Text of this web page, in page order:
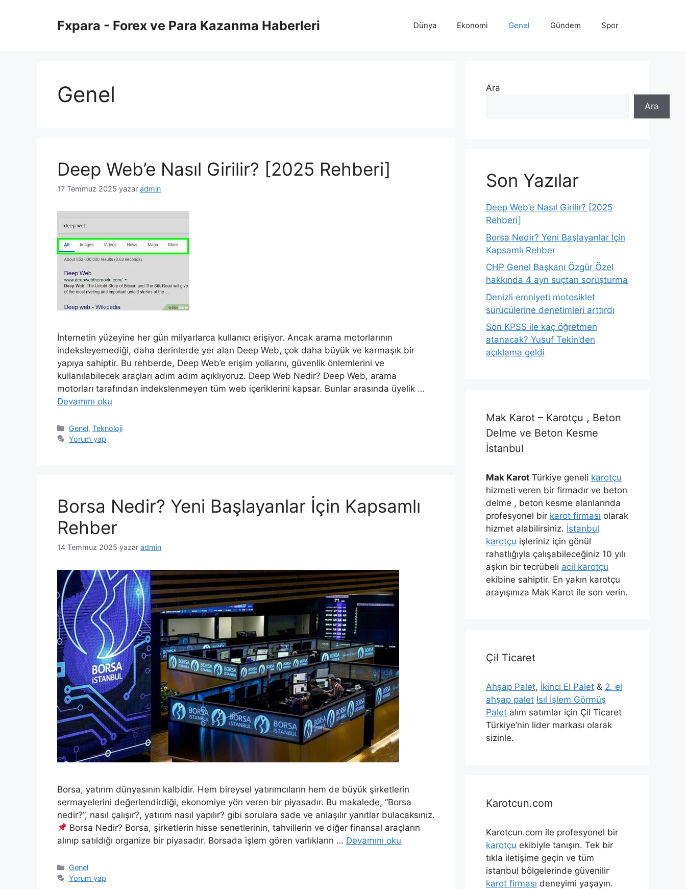
Fxpara - Forex ve Para Kazanma Haberleri Dünya Ekonomi Genel Gündem Spor
Genel
Deep Web’e Nasıl Girilir? [2025 Rehberi]
17 Temmuz 2025 yazar admin
İnternetin yüzeyine her gün milyarlarca kullanıcı erişiyor. Ancak arama motorlarının
indeksleyemediği, daha derinlerde yer alan Deep Web, çok daha büyük ve karmaşık bir
yapıya sahiptir. Bu rehberde, Deep Web’e erişim yollarını, güvenlik önlemlerini ve
kullanılabilecek araçları adım adım açıklıyoruz. Deep Web Nedir? Deep Web, arama
motorları tarafından indekslenmeyen tüm web içeriklerini kapsar. Bunlar arasında üyelik …
Devamını oku
Kategoriler
Genel,Teknoloji
Yorum yap
Borsa Nedir? Yeni Başlayanlar İçin Kapsamlı
Rehber
14 Temmuz 2025 yazar admin
Borsa, yatırım dünyasının kalbidir. Hem bireysel yatırımcıların hem de büyük şirketlerin
sermayelerini değerlendirdiği, ekonomiye yön veren bir piyasadır. Bu makalede, “Borsa
nedir?”, nasıl çalışır?, yatırım nasıl yapılır? gibi sorulara sade ve anlaşılır yanıtlar bulacaksınız.
Borsa Nedir? Borsa, şirketlerin hisse senetlerinin, tahvillerin ve diğer finansal araçların
alınıp satıldığı organize bir piyasadır. Borsada işlem gören varlıkların … Devamını oku
Kategoriler
Genel
Yorum yap
Ara
Ara
Son Yazılar
Deep Web’e Nasıl Girilir? [2025
Rehberi]
Borsa Nedir? Yeni Başlayanlar İçin
Kapsamlı Rehber
CHP Genel Başkanı Özgür Özel
hakkında 4 ayrı suçtan soruşturma
Denizli emniyeti motosiklet
sürücülerine denetimleri arttırdı
Son KPSS ile kaç öğretmen
atanacak? Yusuf Tekin’den
açıklama geldi
Mak Karot – Karotçu , Beton
Delme ve Beton Kesme
İstanbul
Mak Karot Türkiye geneli karotçu
hizmeti veren bir firmadır ve beton
delme , beton kesme alanlarında
profesyonel bir karot firması olarak
hizmet alabilirsiniz. İstanbul
karotçu işleriniz için gönül
rahatlığıyla çalışabileceğiniz 10 yılı
aşkın bir tecrübeli acil karotçu
ekibine sahiptir. En yakın karotçu
arayışınıza Mak Karot ile son verin.
Çil Ticaret
Ahşap Palet, İkinci El Palet & 2. el
ahşap palet Isıl İşlem Görmüş
Palet alım satımlar için Çil Ticaret
Türkiye’nin lider markası olarak
sizinle.
Karotcun.com
Karotcun.com ile profesyonel bir
karotçu ekibiyle tanışın. Tek bir
tıkla iletişime geçin ve tüm
istanbul bölgelerinde güvenilir
karot firması deneyimi yaşayın.